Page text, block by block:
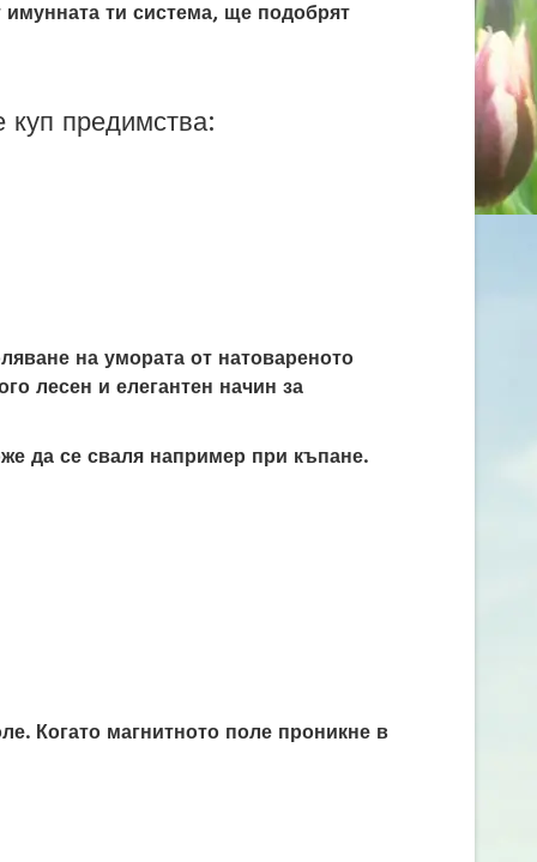
ти система, ще подобрят
куп предимства:
на умората от натовареното
лесен и елегантен начин за
да се сваля например при къпане.
Когато магнитното поле проникне в